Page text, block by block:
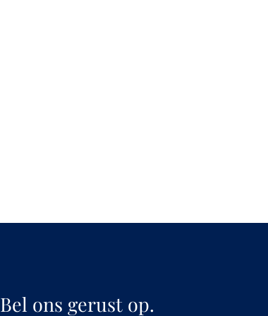
Bel ons gerust op.